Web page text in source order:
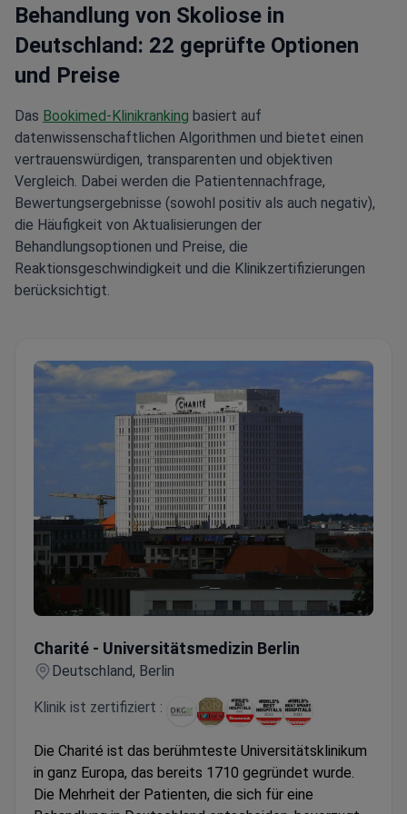
Behandlung von Skoliose in
Deutschland: 22 geprüfte Optionen
und Preise
Das Bookimed-Klinikranking basiert auf
datenwissenschaftlichen Algorithmen und bietet einen
vertrauenswürdigen, transparenten und objektiven
Vergleich. Dabei werden die Patientennachfrage,
Bewertungsergebnisse (sowohl positiv als auch negativ),
die Häufigkeit von Aktualisierungen der
Behandlungsoptionen und Preise, die
Reaktionsgeschwindigkeit und die Klinikzertifizierungen
berücksichtigt.
Charité - Universitätsmedizin Berlin
Deutschland, Berlin
Klinik ist zertifiziert :
Die Charité ist das berühmteste Universitätsklinikum
in ganz Europa, das bereits 1710 gegründet wurde.
Die Mehrheit der Patienten, die sich für eine